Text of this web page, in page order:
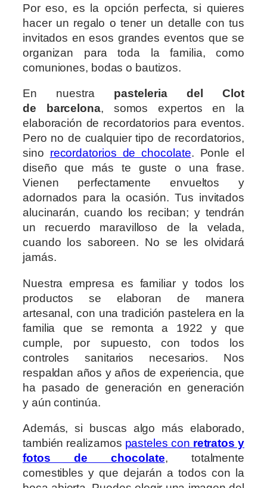
Por eso, es la opción perfecta, si quieres
hacer un regalo o tener un detalle con tus
invitados en esos grandes eventos que se
organizan para toda la familia, como
comuniones, bodas o bautizos.
En nuestra pasteleria del Clot
de barcelona, somos expertos en la
elaboración de recordatorios para eventos.
Pero no de cualquier tipo de recordatorios,
sino recordatorios de chocolate. Ponle el
diseño que más te guste o una frase.
Vienen perfectamente envueltos y
adornados para la ocasión. Tus invitados
alucinarán, cuando los reciban; y tendrán
un recuerdo maravilloso de la velada,
cuando los saboreen. No se les olvidará
jamás.
Nuestra empresa es familiar y todos los
productos se elaboran de manera
artesanal, con una tradición pastelera en la
familia que se remonta a 1922 y que
cumple, por supuesto, con todos los
controles sanitarios necesarios. Nos
respaldan años y años de experiencia, que
ha pasado de generación en generación
y aún continúa.
Además, si buscas algo más elaborado,
también realizamos pasteles con retratos y
fotos de chocolate, totalmente
comestibles y que dejarán a todos con la